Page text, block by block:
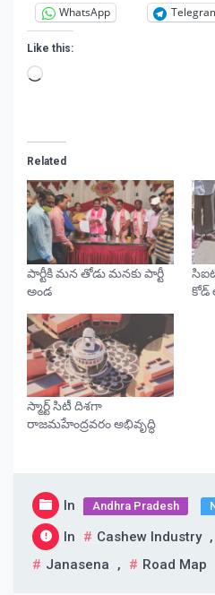
WhatsApp
Like this:
Loading…
Related
పార్టీకి మన తోడు మనకు పార్టీ
అండ
కోడ్
స్మార్ట్ సిటీ దిశగా
రాజమహేంద్రవరం అభివృద్ధి
In Andhra Pradesh
In Cashew Industry ,
Janasena
, Road Map